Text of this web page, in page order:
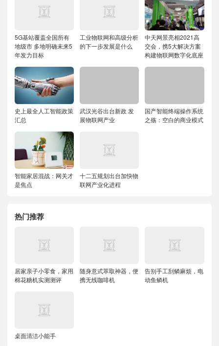
5G基站覆盖全国所有
地级市 多地明确未来5
年发力目标
工业物联网和高级分析
的下一步发展是什么
中天网景亮相2021高
交会，携5大解决方案
构建物联网数字化底座
史上最全人工智能政策
汇总
武汉光谷出台新政 发
展物联网产业
国产智能终端操作系统
之殇：空白的商业模式
智能家居混战：网关才
是焦点
十二五规划出台加快物
联网产业化进程
热门推荐
居家亲子小零食，家用
棉花糖机实测测评
随身意式萃取神器，便
携无线咖啡机
告别手工刮鳞麻烦，电
动鱼鳞机
桌面清洁小能手